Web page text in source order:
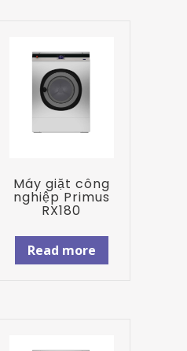
Máy giặt công
nghiệp Primus
RX180
Read more